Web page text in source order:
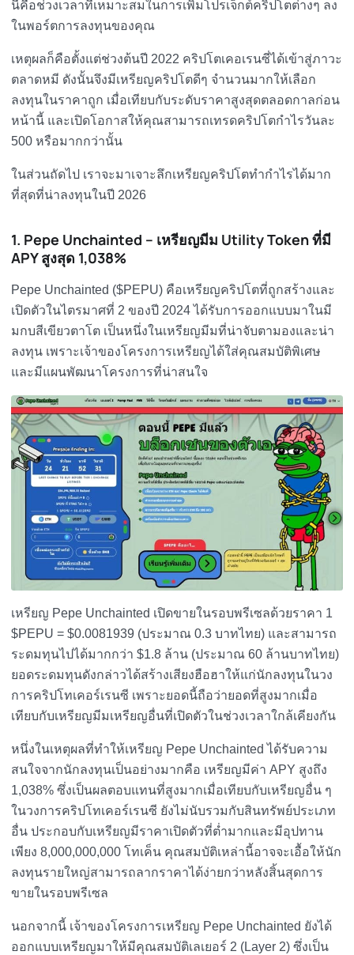
นี่คือช่วงเวลาที่เหมาะสมในการเพิ่มโปรเจ็กต์คริปโตต่างๆ ลง
ในพอร์ตการลงทุนของคุณ
เหตุผลก็คือตั้งแต่ช่วงต้นปี 2022 คริปโตเคอเรนซี่ได้เข้าสู่ภาวะ
ตลาดหมี ดังนั้นจึงมีเหรียญคริปโตดีๆ จำนวนมากให้เลือก
ลงทุนในราคาถูก เมื่อเทียบกับระดับราคาสูงสุดตลอดกาลก่อน
หน้านี้ และเปิดโอกาสให้คุณสามารถเทรดคริปโตกำไรวันละ
500 หรือมากกว่านั้น
ในส่วนถัดไป เราจะมาเจาะลึกเหรียญคริปโตทำกำไรได้มาก
ที่สุดที่น่าลงทุนในปี 2026
1. Pepe Unchainted – เหรียญมีม Utility Token ที่มี
APY สูงสุด 1,038%
Pepe Unchainted ($PEPU) คือเหรียญคริปโตที่ถูกสร้างและ
เปิดตัวในไตรมาศที่ 2 ของปี 2024 ได้รับการออกแบบมาในมี
มกบสีเขียวตาโต เป็นหนึ่งในเหรียญมีมที่น่าจับตามองและน่า
ลงทุน เพราะเจ้าของโครงการเหรียญได้ใส่คุณสมบัติพิเศษ
และมีแผนพัฒนาโครงการที่น่าสนใจ
เหรียญ Pepe Unchainted เปิดขายในรอบพรีเซลด้วยราคา 1
$PEPU = $0.0081939 (ประมาณ 0.3 บาทไทย) และสามารถ
ระดมทุนไปได้มากกว่า $1.8 ล้าน (ประมาณ 60 ล้านบาทไทย)
ยอดระดมทุนดังกล่าวได้สร้างเสียงฮือฮาให้แก่นักลงทุนในวง
การคริปโทเคอร์เรนซี เพราะยอดนี้ถือว่ายอดที่สูงมากเมื่อ
เทียบกับเหรียญมีมเหรียญอื่นที่เปิดตัวในช่วงเวลาใกล้เคียงกัน
หนึ่งในเหตุผลที่ทำให้เหรียญ Pepe Unchainted ได้รับความ
สนใจจากนักลงทุนเป็นอย่างมากคือ เหรียญมีค่า APY สูงถึง
1,038% ซึ่งเป็นผลตอบแทนที่สูงมากเมื่อเทียบกับเหรียญอื่น ๆ
ในวงการคริปโทเคอร์เรนซี ยังไม่นับรวมกับสินทรัพย์ประเภท
อื่น ประกอบกับเหรียญมีราคาเปิดตัวที่ต่ำมากและมีอุปทาน
เพียง 8,000,000,000 โทเค็น คุณสมบัติเหล่านี้อาจจะเอื้อให้นัก
ลงทุนรายใหญ่สามารถลากราคาได้ง่ายกว่าหลังสิ้นสุดการ
ขายในรอบพรีเซล
นอกจากนี้ เจ้าของโครงการเหรียญ Pepe Unchainted ยังได้
ออกแบบเหรียญมาให้มีคุณสมบัติเลเยอร์ 2 (Layer 2) ซึ่งเป็น